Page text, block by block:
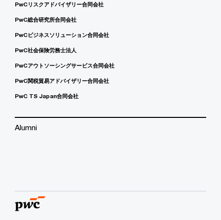
PwCリスクアドバイザリー合同会社
PwC総合研究所合同会社
PwCビジネスソリューション合同会社
PwC社会保険労務士法人
PwCアウトソーシングサービス合同会社
PwC関税貿易アドバイザリー合同会社
PwC TS Japan合同会社
Alumni